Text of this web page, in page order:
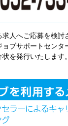
求人へご応募を検討
ョブサポートセンタ
を発行いたします。